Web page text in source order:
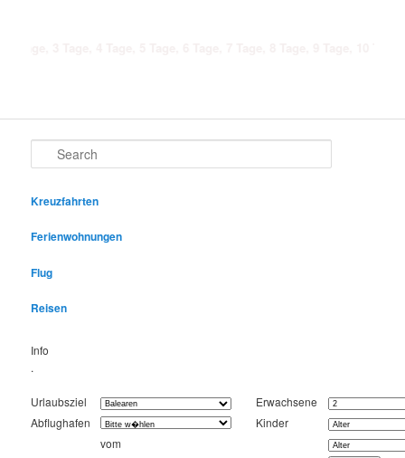
Search
Kreuzfahrten
Ferienwohnungen
Flug
Reisen
Info
.
Urlaubsziel
Erwachsene
Abflughafen
Kinder
vom